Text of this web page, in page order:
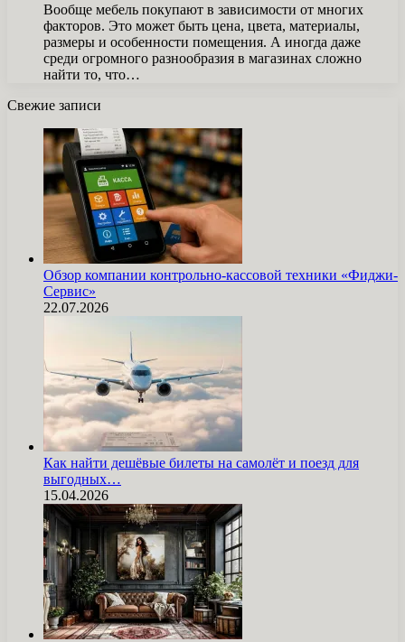
Вообще мебель покупают в зависимости от многих
факторов. Это может быть цена, цвета, материалы,
размеры и особенности помещения. А иногда даже
среди огромного разнообразия в магазинах сложно
найти то, что…
Свежие записи
Обзор компании контрольно-кассовой техники «Фиджи-
Сервис»
22.07.2026
Как найти дешёвые билеты на самолёт и поезд для
выгодных…
15.04.2026